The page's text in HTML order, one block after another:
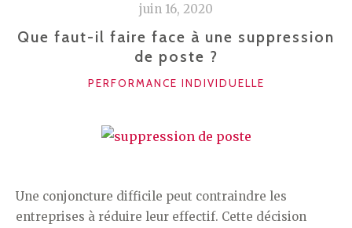
PRÊT
PERSONNEL »
juin 16, 2020
Que faut-il faire face à une suppression
de poste ?
CATÉGORIES
PERFORMANCE INDIVIDUELLE
Une conjoncture difficile peut contraindre les
entreprises à réduire leur effectif. Cette décision